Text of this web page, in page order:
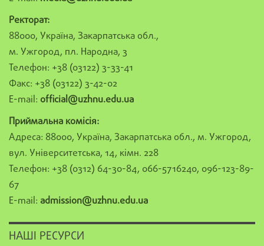
Ректорат:
88000, Україна, Закарпатська обл.,
м. Ужгород, пл. Народна, 3
Телефон: +38 (03122) 3-33-41
Факс: +38 (03122) 3-42-02
E-mail: official@uzhnu.edu.ua
Приймальна комісія:
Адреса: 88000, Україна, Закарпатська обл., м. Ужгород,
вул. Університетська, 14, кімн. 228
Телефон: +38 (0312) 64-30-84, 066-5716240, 096-123-89-
67
E-mail: admission@uzhnu.edu.ua
НАШІ РЕСУРСИ